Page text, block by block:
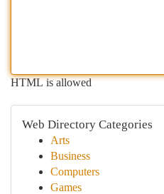
HTML is allowed
Web Directory Categories
Arts
Business
Computers
Games